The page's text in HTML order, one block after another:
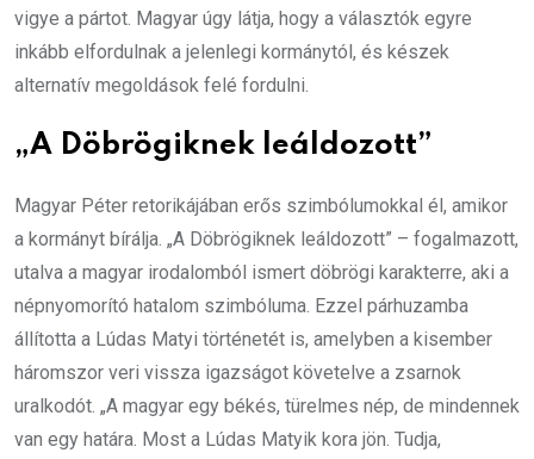
vigye a pártot. Magyar úgy látja, hogy a választók egyre
inkább elfordulnak a jelenlegi kormánytól, és készek
alternatív megoldások felé fordulni.
„A Döbrögiknek leáldozott”
Magyar Péter retorikájában erős szimbólumokkal él, amikor
a kormányt bírálja. „A Döbrögiknek leáldozott” – fogalmazott,
utalva a magyar irodalomból ismert döbrögi karakterre, aki a
népnyomorító hatalom szimbóluma. Ezzel párhuzamba
állította a Lúdas Matyi történetét is, amelyben a kisember
háromszor veri vissza igazságot követelve a zsarnok
uralkodót. „A magyar egy békés, türelmes nép, de mindennek
van egy határa. Most a Lúdas Matyik kora jön. Tudja,